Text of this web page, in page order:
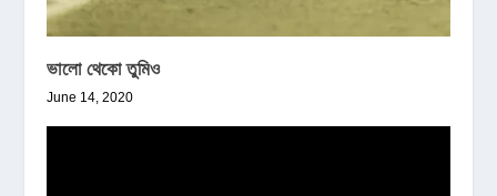
ভালো থেকো তুমিও
June 14, 2020